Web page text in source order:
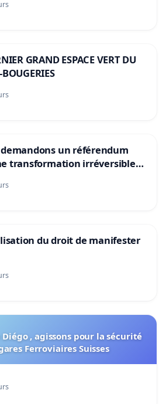
GRAND ESPACE VERT DU
un référendum
transformation irréversible
»
du droit de manifester
, agissons pour la sécurité
Ferroviaires Suisses